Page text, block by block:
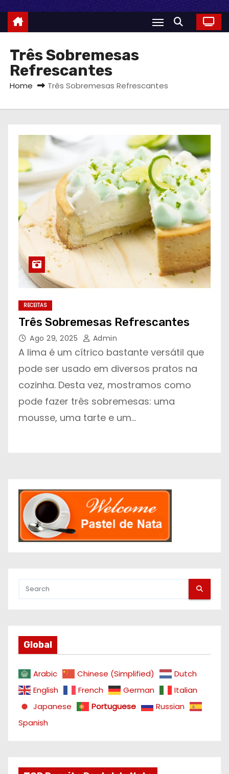
Três Sobremesas
Refrescantes
Home Três Sobremesas Refrescantes
RECEITAS
Três Sobremesas Refrescantes
Ago 29, 2025 Admin
A lima é um cítrico bastante versátil que
pode ser usado em diversos pratos na
cozinha. Desta vez, mostramos como
pode fazer três sobremesas: uma
mousse, uma tarte e um…
Global
Arabic Chinese (Simplified)
Dutch
English
French German
Italian
Japanese
Portuguese
Russian
Spanish